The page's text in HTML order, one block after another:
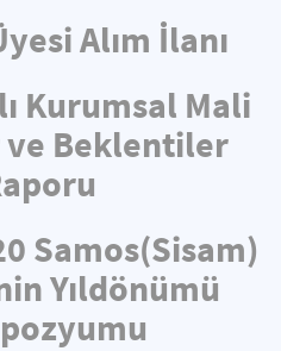
Alım İlanı
Kurumsal Mali
Beklentiler
Samos(Sisam)
Yıldönümü